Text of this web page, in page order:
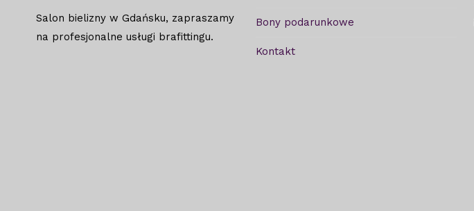
Salon bielizny w Gdańsku, zapraszamy
na profesjonalne usługi brafittingu.
Bony podarunkowe
Kontakt